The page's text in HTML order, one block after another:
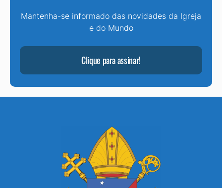
Mantenha-se informado das novidades da Igreja
e do Mundo
Clique para assinar!